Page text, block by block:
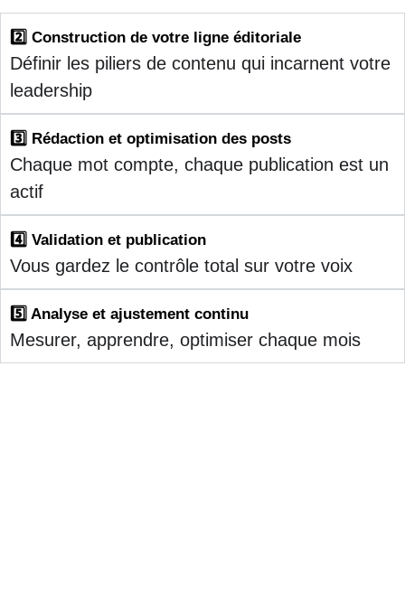
2️⃣ Construction de votre ligne éditoriale
Définir les piliers de contenu qui incarnent votre
leadership
3️⃣ Rédaction et optimisation des posts
Chaque mot compte, chaque publication est un
actif
4️⃣ Validation et publication
Vous gardez le contrôle total sur votre voix
5️⃣ Analyse et ajustement continu
Mesurer, apprendre, optimiser chaque mois